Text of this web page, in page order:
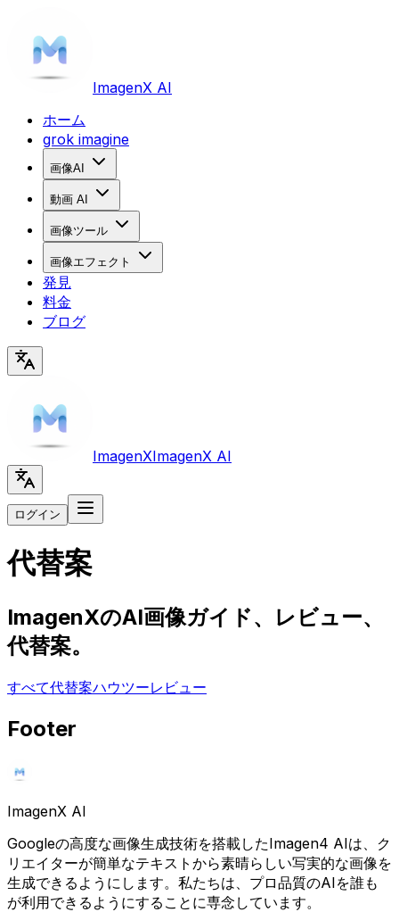
ImagenX AI
ホーム
grok imagine
画像AI
動画 AI
画像ツール
画像エフェクト
発見
料金
ブログ
ImagenXImagenX AI
ログイン
代替案
ImagenXのAI画像ガイド、レビュー、
代替案。
すべて代替案ハウツーレビュー
Footer
ImagenX AI
Googleの高度な画像生成技術を搭載したImagen4 AIは、ク
リエイターが簡単なテキストから素晴らしい写実的な画像を
生成できるようにします。私たちは、プロ品質のAIを誰も
が利用できるようにすることに専念しています。